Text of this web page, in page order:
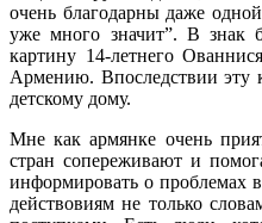
очень благодарны даже
уже много значит”. В знак
картину 14-летнего
Армению. Впоследствии эту
детскому дому.
Мне как армянке очень
стран сопереживают и
информировать о проблемах
действовиям не только